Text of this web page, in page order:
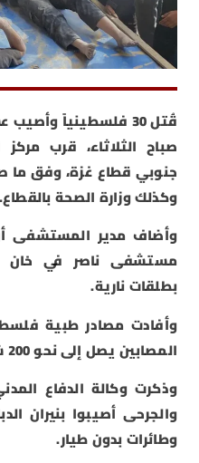
قُتل 30 فلسطينياً
صباح الثلاثاء، قرب
جنوبي قطاع غزة، وفق ما
وكذلك وزارة الصحة بالقطاع.
وأضاف مدير المستشفى
مستشفى ناصر في خان
بطلقات نارية.
وأفادت مصادر طبية
المصابين يصل إلى نحو 200 شخص.
وذكرت وكالة الدفاع
والجرحى أصيبوا بنيران
وطائرات بدون طيار.